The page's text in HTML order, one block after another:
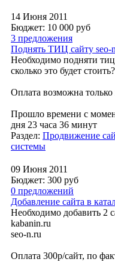
14 Июня 2011
Бюджет: 10 000 руб
3 предложения
Поднять ТИЦ сайту seo-
Необходимо подняти
сколько это будет стоить?
Оплата возможна только
Прошло времени с
дня 23 часа 36 минут
Раздел: Продвижение
системы
09 Июня 2011
Бюджет: 300 руб
0 предложений
Добавление сайта в
Необходимо добавить 2
kabanin.ru
seo-n.ru
Оплата 300р/сайт, по